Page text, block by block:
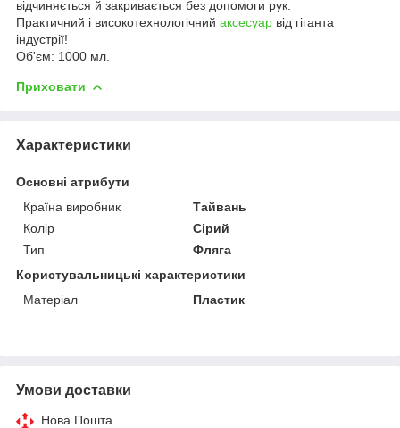
відчиняється й закривається без допомоги рук.
Практичний і високотехнологічний аксесуар від гіганта
індустрії!
Об'єм: 1000 мл.
Приховати
Характеристики
Основні атрибути
Країна виробник
Тайвань
Колір
Сірий
Тип
Фляга
Користувальницькі характеристики
Матеріал
Пластик
Умови доставки
Нова Пошта